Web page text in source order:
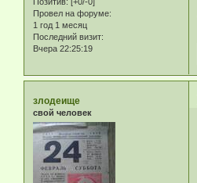
Провел на форуме:
1 год 1 месяц
Последний визит:
Вчера 22:25:19
злодеище
свой человек